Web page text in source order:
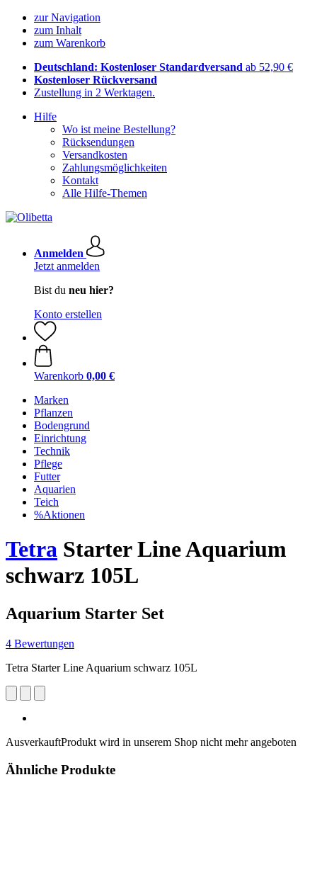
zur Navigation
zum Inhalt
zum Warenkorb
Deutschland: Kostenloser Standardversand ab 52,90 €
Kostenloser Rückversand
Zustellung in 2 Werktagen.
Hilfe
Wo ist meine Bestellung?
Rücksendungen
Versandkosten
Zahlungsmöglichkeiten
Kontakt
Alle Hilfe-Themen
Anmelden
Jetzt anmelden
Bist du neu hier?
Konto erstellen
Warenkorb 0,00 €
Marken
Pflanzen
Bodengrund
Einrichtung
Technik
Pflege
Futter
Aquarien
Teich
%Aktionen
Tetra Starter Line Aquarium
schwarz 105L
Aquarium Starter Set
4 Bewertungen
Tetra Starter Line Aquarium schwarz 105L
AusverkauftProdukt wird in unserem Shop nicht mehr angeboten
Ähnliche Produkte